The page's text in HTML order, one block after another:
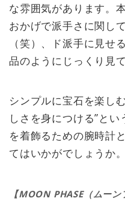
な雰囲気があります。
おかげで派手さに関し
（笑）、ド派手に見せ
品のようにじっくり見
シンプルに宝石を楽し
しさを身につける”と
を着飾るための腕時計
てはいかがでしょうか。
【MOON PHASE（ムー